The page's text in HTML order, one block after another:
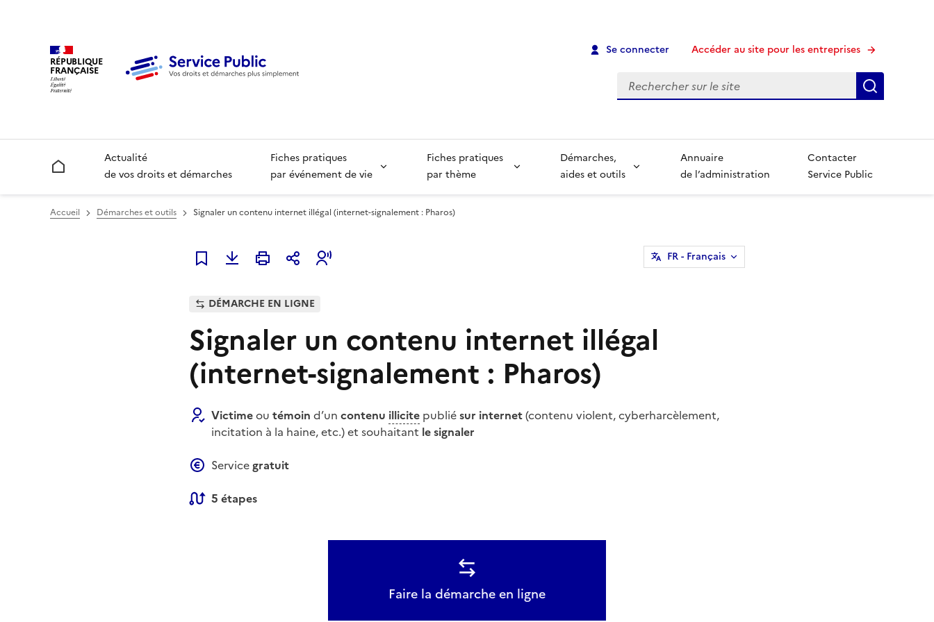
RÉPUBLIQUE
FRANÇAISE
Se connecter Accéder au site pour les entreprises
Recherche
Accueil
Actualité
de vos droits et démarches
Fiches pratiques
par événement de vie
Fiches pratiques
par thème
Démarches,
aides et outils
Annuaire
de l’administration
Contacter
Service Public
Accueil Démarches et outils Signaler un contenu internet illégal (internet-signalement : Pharos)
Ajouter à mes favoris
FR- Français
DÉMARCHE EN LIGNE
Signaler un contenu internet illégal
(internet-signalement : Pharos)
Victimeou témoin d’un contenu illicite publiésur internet(contenu violent, cyberharcèlement,
incitation à la haine, etc.) et souhaitant le signaler
Servicegratuit
5 étapes
Faire la démarche en ligne